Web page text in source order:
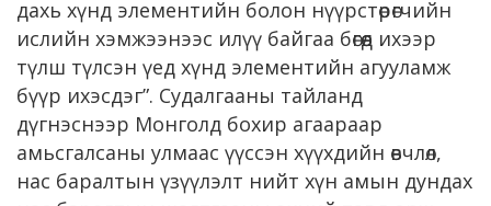
дахь хүнд элементийн болон нүүрстөрөгчийн
ислийн хэмжээнээс илүү байгаа бөгөөд ихээр
түлш түлсэн үед хүнд элементийн агууламж
бүүр ихэсдэг”. Судалгааны тайланд
дүгнэснээр Монголд бохир агаараар
амьсгалсаны улмаас үүссэн хүүхдийн өвчлөл,
нас баралтын үзүүлэлт нийт хүн амын дундах